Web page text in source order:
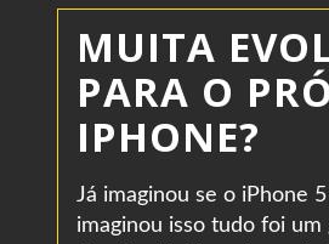
MUITA
PARA O
IPHONE?
Já imaginou se o iPhone
imaginou isso tudo foi